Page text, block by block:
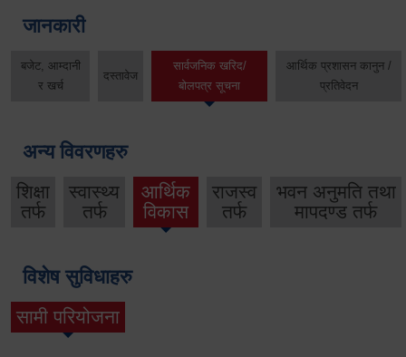
जानकारी
बजेट, आम्दानी
र खर्च
दस्तावेज
सार्वजनिक खरिद/
बोलपत्र सूचना
आर्थिक प्रशासन कानुन /
प्रतिवेदन
अन्य विवरणहरु
शिक्षा
तर्फ
स्वास्थ्य
तर्फ
आर्थिक
विकास
राजस्व
तर्फ
भवन अनुमति तथा
मापदण्ड तर्फ
विशेष सुविधाहरु
सामी परियोजना
(active tab)